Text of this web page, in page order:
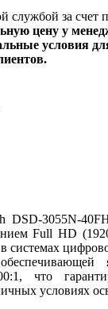
службой за счет
цену у
условия
DSD-3055N-
Full HD
системах
что
условиях